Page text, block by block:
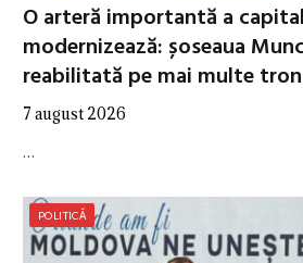
O arteră importantă a
modernizează: șoseaua
reabilitată pe mai multe
7 august 2026
…
POLITICĂ